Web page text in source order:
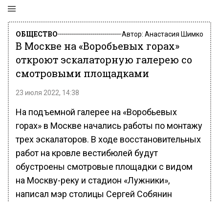
ОБЩЕСТВО Автор: Анастасия Шимко
В Москве на «Воробьевых горах»
откроют эскалаторную галерею со
смотровыми площадками
23 июля 2022, 14:38
На подъемной галерее на «Воробьевых
горах» в Москве начались работы по монтажу
трех эскалаторов. В ходе восстановительных
работ на кровле вестибюлей будут
обустроены смотровые площадки с видом
на Москву-реку и стадион «Лужники»,
написал мэр столицы Сергей Собянин